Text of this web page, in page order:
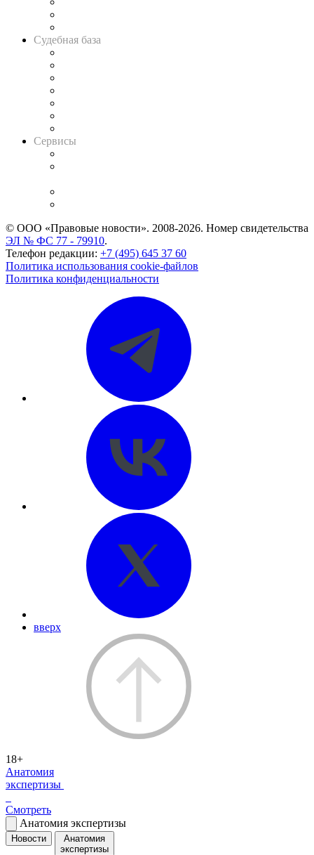
Судебная база
Сервисы
© ООО «Правовые новости». 2008-2026. Номер свидетельства
ЭЛ № ФС 77 - 79910.
Телефон редакции: +7 (495) 645 37 60
Политика использования cookie-файлов
Политика конфиденциальности
вверх
18+
Анатомия
экспертизы
Смотреть
Анатомия экспертизы
Новости
Анатомия
экспертизы